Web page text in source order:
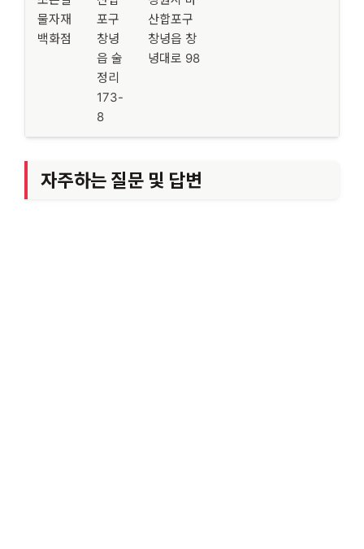
물자재
백화점
포구
창녕
읍 술
정리
173-
8
산합포구
창녕읍 창
녕대로 98
자주하는 질문 및 답변